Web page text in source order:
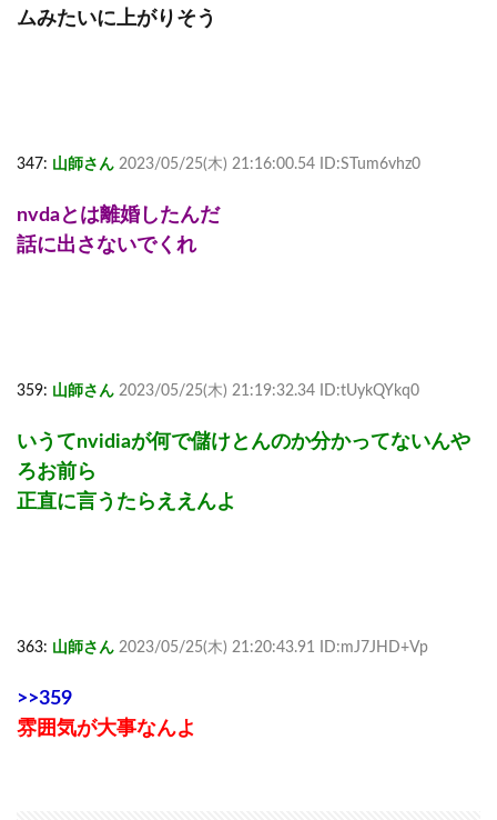
ムみたいに上がりそう
347: 山師さん 2023/05/25(木) 21:16:00.54 ID:STum6vhz0
nvdaとは離婚したんだ
話に出さないでくれ
359: 山師さん 2023/05/25(木) 21:19:32.34 ID:tUykQYkq0
いうてnvidiaが何で儲けとんのか分かってないんや
ろお前ら
正直に言うたらええんよ
363: 山師さん 2023/05/25(木) 21:20:43.91 ID:mJ7JHD+Vp
>>359
雰囲気が大事なんよ